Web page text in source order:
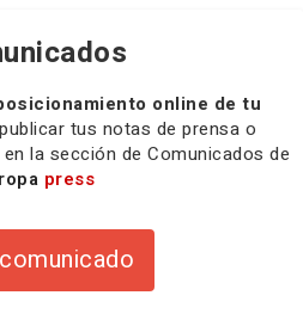
online de tu
tus notas de prensa o
la sección de Comunicados de
press